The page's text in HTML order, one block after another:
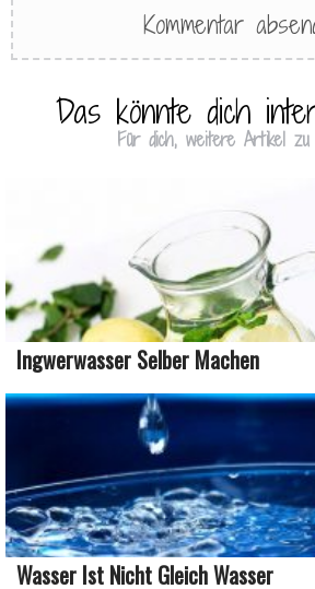
Das könnte dich
Für dich, weitere Artikel
Ingwerwasser Selber Machen
Wasser Ist Nicht Gleich Wasser